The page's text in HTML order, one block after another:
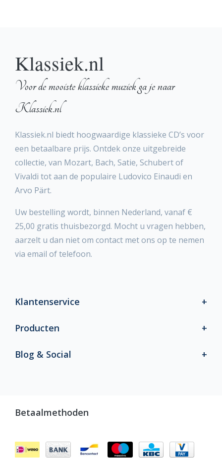
Klassiek.nl
Voor de mooiste klassieke muziek ga je naar
Klassiek.nl
Klassiek.nl biedt hoogwaardige klassieke CD’s voor
een betaalbare prijs. Ontdek onze uitgebreide
collectie, van Mozart, Bach, Satie, Schubert of
Vivaldi tot aan de populaire Ludovico Einaudi en
Arvo Pärt.
Uw bestelling wordt, binnen Nederland, vanaf €
25,00 gratis thuisbezorgd. Mocht u vragen hebben,
aarzelt u dan niet om contact met ons op te nemen
via email of telefoon.
Klantenservice
Producten
Blog & Social
Betaalmethoden